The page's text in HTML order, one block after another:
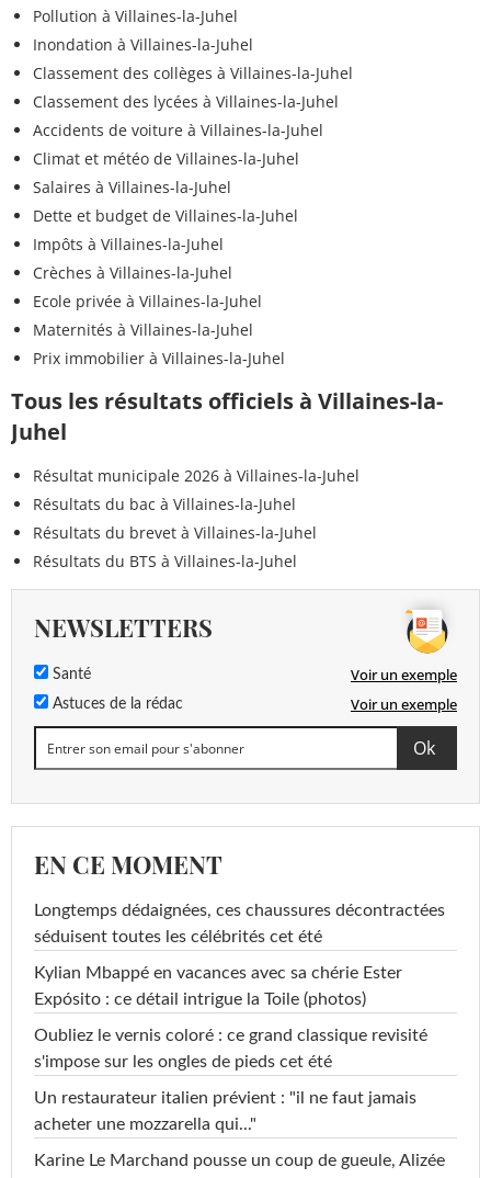
Pollution à Villaines-la-Juhel
Inondation à Villaines-la-Juhel
Classement des collèges à Villaines-la-Juhel
Classement des lycées à Villaines-la-Juhel
Accidents de voiture à Villaines-la-Juhel
Climat et météo de Villaines-la-Juhel
Salaires à Villaines-la-Juhel
Dette et budget de Villaines-la-Juhel
Impôts à Villaines-la-Juhel
Crèches à Villaines-la-Juhel
Ecole privée à Villaines-la-Juhel
Maternités à Villaines-la-Juhel
Prix immobilier à Villaines-la-Juhel
Tous les résultats officiels à Villaines-la-
Juhel
Résultat municipale 2026 à Villaines-la-Juhel
Résultats du bac à Villaines-la-Juhel
Résultats du brevet à Villaines-la-Juhel
Résultats du BTS à Villaines-la-Juhel
NEWSLETTERS
Santé Voir un exemple
Astuces de la rédac Voir un exemple
EN CE MOMENT
Longtemps dédaignées, ces chaussures décontractées
séduisent toutes les célébrités cet été
Kylian Mbappé en vacances avec sa chérie Ester
Expósito : ce détail intrigue la Toile (photos)
Oubliez le vernis coloré : ce grand classique revisité
s'impose sur les ongles de pieds cet été
Un restaurateur italien prévient : "il ne faut jamais
acheter une mozzarella qui..."
Karine Le Marchand pousse un coup de gueule, Alizée